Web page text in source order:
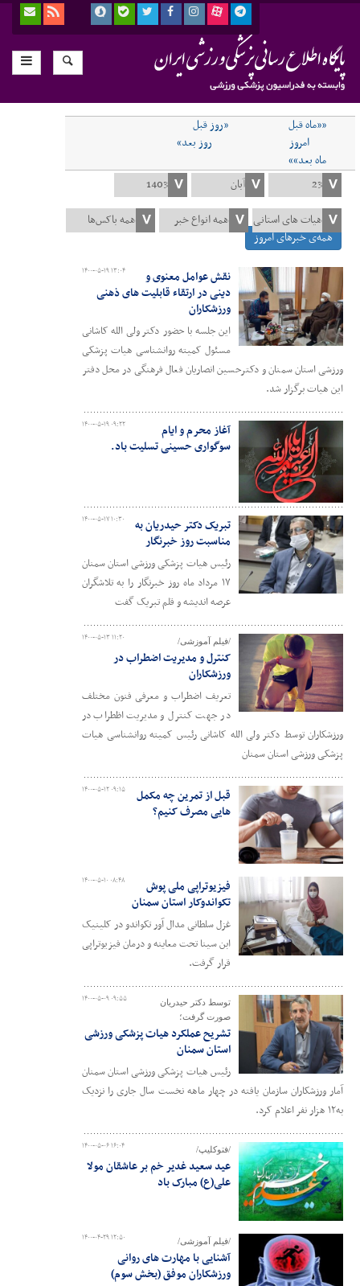
««ماه قبل
«روز قبل
امروز
روز بعد»
ماه بعد»»
همه‌ی خبرهای امروز
۱۴۰۰-۰۵-۱۹ ۱۳:۰۴
نقش عوامل معنوی و
دینی در ارتقاء قابلیت های ذهنی
ورزشکاران
این جلسه با حضور دکتر ولی الله کاشانی
مسئول کمیته روانشناسی هیات پزشکی
ورزشی استان سمنان و دکترحسین انصاریان فعال فرهنگی در محل دفتر
این هیات برگزار شد.
۱۴۰۰-۰۵-۱۹ ۰۹:۲۲
آغاز محرم و ایام
سوگواری حسینی تسلیت باد.
۱۴۰۰-۰۵-۱۷ ۱۰:۳۰
تبریک دکتر حیدریان به
مناسبت روز خبرنگار
رئیس هیات پزشکی ورزشی استان سمنان
۱۷ مرداد ماه روز خبرنگار را به تلاشگران
عرصه اندیشه و قلم تبریک گفت
۱۴۰۰-۰۵-۱۳ ۱۱:۲۰ /فیلم آموزشی/
کنترل و مدیریت اضطراب در
ورزشکاران
تعریف اضطراب و معرفی فنون مختلف
در جهت کنترل و مدیریت اظطراب در
ورزشکاران توسط دکتر ولی الله کاشانی رئیس کمیته روانشناسی هیات
پزشکی ورزشی استان سمنان
۱۴۰۰-۰۵-۱۲ ۰۹:۱۵
قبل از تمرین چه مکمل
هایی مصرف کنیم؟
۱۴۰۰-۰۵-۱۰ ۰۸:۴۸
فیزیوتراپی ملی پوش
تکواندوکار استان سمنان
غزل سلطانی مدال آور تکواندو در کلینیک
ابن سینا تحت معاینه و درمان فیزیوتراپی
قرار گرفت.
۱۴۰۰-۰۵-۰۹ ۰۹:۵۵
توسط دکتر حیدریان
صورت گرفت؛
تشریح عملکرد هیات پزشکی ورزشی
استان سمنان
رئیس هیات پزشکی ورزشی استان سمنان
آمار ورزشکاران سازمان یافته در چهار ماهه نخست سال جاری را نزدیک
به۱۲ هزار نفر اعلام کرد.
۱۴۰۰-۰۵-۰۶ ۱۶:۰۴ /فتوکلیپ/
عید سعید غدیر خم بر عاشقان مولا
علی(ع) مبارک باد
۱۴۰۰-۰۴-۲۹ ۱۲:۵۰ /فیلم آموزشی/
آشنایی با مهارت های روانی
ورزشکاران موفق (بخش سوم)